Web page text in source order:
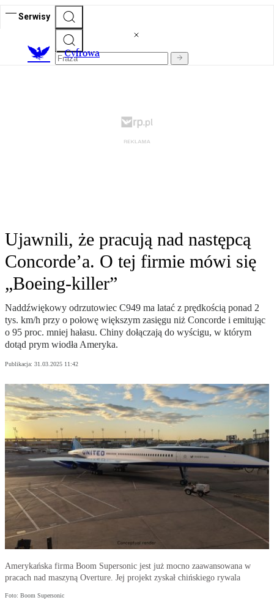
Serwisy
Cyfrowa
Ujawnili, że pracują nad następcą
Concorde’a. O tej firmie mówi się
„Boeing-killer”
Naddźwiękowy odrzutowiec C949 ma latać z prędkością ponad 2
tys. km/h przy o połowę większym zasięgu niż Concorde i emitując
o 95 proc. mniej hałasu. Chiny dołączają do wyścigu, w którym
dotąd prym wiodła Ameryka.
Publikacja: 31.03.2025 11:42
Amerykańska firma Boom Supersonic jest już mocno zaawansowana w
pracach nad maszyną Overture. Jej projekt zyskał chińskiego rywala
Foto: Boom Supersonic